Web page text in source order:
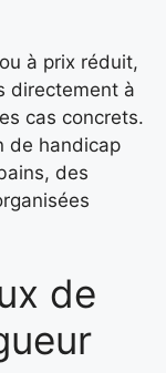
à prix réduit,
directement à
cas concrets.
de handicap
des
de